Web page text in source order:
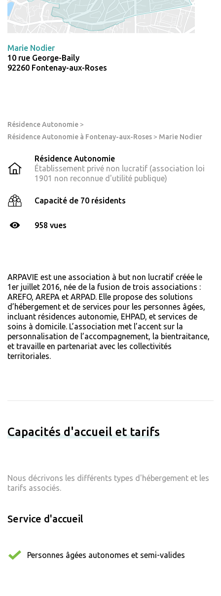
Résidence Autonomie >
Résidence Autonomie à Fontenay-aux-Roses > Marie Nodier
Résidence Autonomie
Établissement privé non lucratif (association loi
1901 non reconnue d'utilité publique)
Capacité de 70 résidents
958 vues
ARPAVIE est une association à but non lucratif créée le
1er juillet 2016, née de la fusion de trois associations :
AREFO, AREPA et ARPAD. Elle propose des solutions
d’hébergement et de services pour les personnes âgées,
incluant résidences autonomie, EHPAD, et services de
soins à domicile. L’association met l’accent sur la
personnalisation de l’accompagnement, la bientraitance,
et travaille en partenariat avec les collectivités
territoriales.
Marie Nodier
10 rue George-Baily
92260 Fontenay-aux-Roses
Capacités d'accueil et tarifs
Nous décrivons les différents types d'hébergement et les
tarifs associés.
Service d'accueil
Personnes âgées autonomes et semi-valides